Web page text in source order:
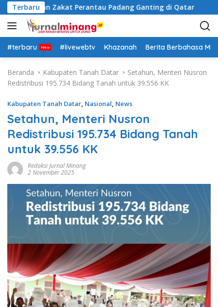
a
g
u
TerbaruZakat Perantau Padang Ganting di Qatar
#terbaru #livewebtv Khazanah Berita Berbahasa
Beranda Kabupaten Tanah Datar
Setahun, Menteri Nusron
Redistribusi 195.734 Bidang Tanah untuk 39.556 KK
Kabupaten Tanah Datar, Nasional, News
Setahun, Menteri Nusron
Redistribusi 195.734 Bidang Tanah
untuk 39.556 KK
Redaksi Jurnal Minang
2 November 2025